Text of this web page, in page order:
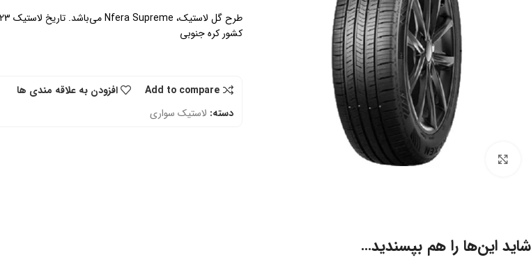
برای بزرگنمایی کلیک کنید
کشور کره جنوبی
Add to compare
افزودن به علاقه مندی ها
دسته: لاستیک سواری
شاید این‌ها را هم بپسندید…